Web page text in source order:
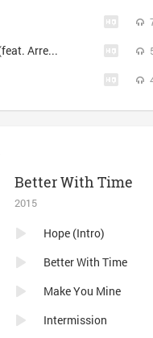
Pigs In The Sky VIP (feat. Arrested Youth)
Better With Time
2015
Hope (Intro)
Better With Time
Make You Mine
Intermission